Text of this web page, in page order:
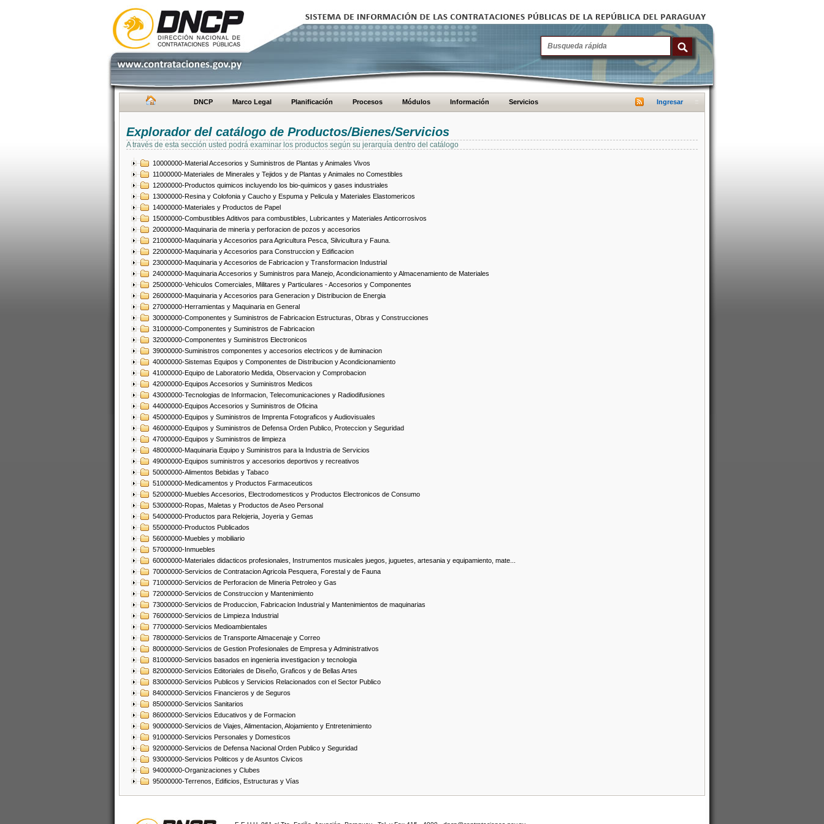
DNCP Marco Legal Planificación Procesos Módulos Información Servicios Ingresar
Explorador del catálogo de Productos/Bienes/Servicios
A través de esta sección usted podrá examinar los productos según su jerarquía dentro del catálogo
10000000-Material Accesorios y Suministros de Plantas y Animales Vivos
11000000-Materiales de Minerales y Tejidos y de Plantas y Animales no Comestibles
12000000-Productos quimicos incluyendo los bio-quimicos y gases industriales
13000000-Resina y Colofonia y Caucho y Espuma y Pelicula y Materiales Elastomericos
14000000-Materiales y Productos de Papel
15000000-Combustibles Aditivos para combustibles, Lubricantes y Materiales Anticorrosivos
20000000-Maquinaria de mineria y perforacion de pozos y accesorios
21000000-Maquinaria y Accesorios para Agricultura Pesca, Silvicultura y Fauna.
22000000-Maquinaria y Accesorios para Construccion y Edificacion
23000000-Maquinaria y Accesorios de Fabricacion y Transformacion Industrial
24000000-Maquinaria Accesorios y Suministros para Manejo, Acondicionamiento y Almacenamiento de Materiales
25000000-Vehiculos Comerciales, Militares y Particulares - Accesorios y Componentes
26000000-Maquinaria y Accesorios para Generacion y Distribucion de Energia
27000000-Herramientas y Maquinaria en General
30000000-Componentes y Suministros de Fabricacion Estructuras, Obras y Construcciones
31000000-Componentes y Suministros de Fabricacion
32000000-Componentes y Suministros Electronicos
39000000-Suministros componentes y accesorios electricos y de iluminacion
40000000-Sistemas Equipos y Componentes de Distribucion y Acondicionamiento
41000000-Equipo de Laboratorio Medida, Observacion y Comprobacion
42000000-Equipos Accesorios y Suministros Medicos
43000000-Tecnologias de Informacion, Telecomunicaciones y Radiodifusiones
44000000-Equipos Accesorios y Suministros de Oficina
45000000-Equipos y Suministros de Imprenta Fotograficos y Audiovisuales
46000000-Equipos y Suministros de Defensa Orden Publico, Proteccion y Seguridad
47000000-Equipos y Suministros de limpieza
48000000-Maquinaria Equipo y Suministros para la Industria de Servicios
49000000-Equipos suministros y accesorios deportivos y recreativos
50000000-Alimentos Bebidas y Tabaco
51000000-Medicamentos y Productos Farmaceuticos
52000000-Muebles Accesorios, Electrodomesticos y Productos Electronicos de Consumo
53000000-Ropas, Maletas y Productos de Aseo Personal
54000000-Productos para Relojeria, Joyeria y Gemas
55000000-Productos Publicados
56000000-Muebles y mobiliario
57000000-Inmuebles
60000000-Materiales didacticos profesionales, Instrumentos musicales juegos, juguetes, artesania y equipamiento, mate...
70000000-Servicios de Contratacion Agricola Pesquera, Forestal y de Fauna
71000000-Servicios de Perforacion de Mineria Petroleo y Gas
72000000-Servicios de Construccion y Mantenimiento
73000000-Servicios de Produccion, Fabricacion Industrial y Mantenimientos de maquinarias
76000000-Servicios de Limpieza Industrial
77000000-Servicios Medioambientales
78000000-Servicios de Transporte Almacenaje y Correo
80000000-Servicios de Gestion Profesionales de Empresa y Administrativos
81000000-Servicios basados en ingenieria investigacion y tecnologia
82000000-Servicios Editoriales de Diseño, Graficos y de Bellas Artes
83000000-Servicios Publicos y Servicios Relacionados con el Sector Publico
84000000-Servicios Financieros y de Seguros
85000000-Servicios Sanitarios
86000000-Servicios Educativos y de Formacion
90000000-Servicios de Viajes, Alimentacion, Alojamiento y Entretenimiento
91000000-Servicios Personales y Domesticos
92000000-Servicios de Defensa Nacional Orden Publico y Seguridad
93000000-Servicios Politicos y de Asuntos Civicos
94000000-Organizaciones y Clubes
95000000-Terrenos, Edificios, Estructuras y Vías